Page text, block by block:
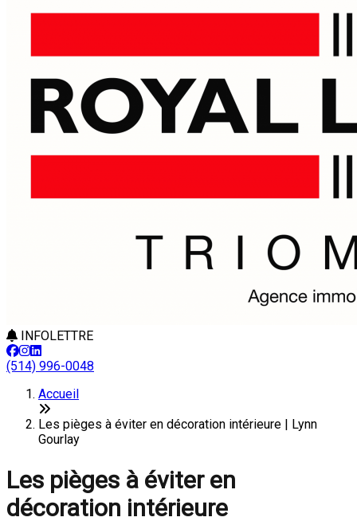
INFOLETTRE
(514) 996-0048
Accueil
Les pièges à éviter en décoration intérieure | Lynn
Gourlay
Les pièges à éviter en
décoration intérieure